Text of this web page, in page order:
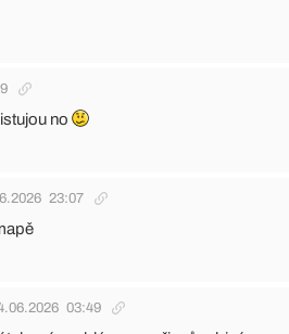
no
23:07
03:49